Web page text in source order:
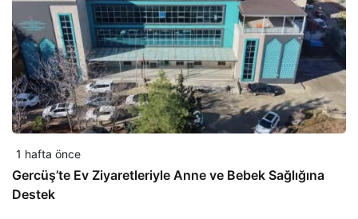
1 hafta önce
Gercüş’te Ev Ziyaretleriyle Anne ve Bebek Sağlığına
Destek